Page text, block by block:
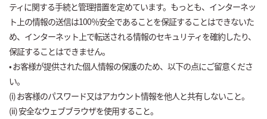
ティに関する手続と管理措置を定めています。もっとも、インターネッ
ト上の情報の送信は100％安全であることを保証することはできないた
め、インターネット上で転送される情報のセキュリティを確約したり、
保証することはできません。
• お客様が提供された個人情報の保護のため、以下の点にご留意くださ
い。
(i) お客様のパスワード又はアカウント情報を他人と共有しないこと。
(ii) 安全なウェブブラウザを使用すること。